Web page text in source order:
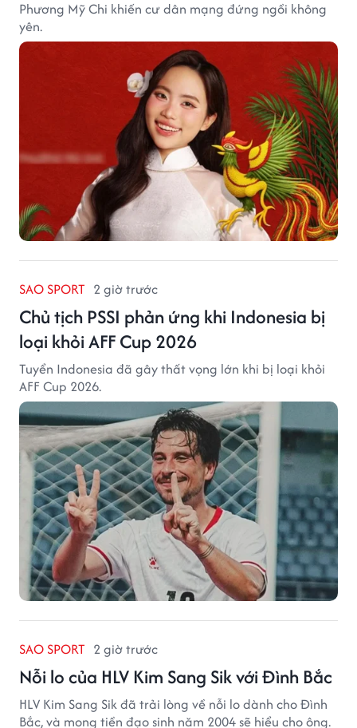
Phương Mỹ Chi khiến cư dân mạng đứng ngồi không
yên.
SAO SPORT 2 giờ trước
Chủ tịch PSSI phản ứng khi Indonesia bị
loại khỏi AFF Cup 2026
Tuyển Indonesia đã gây thất vọng lớn khi bị loại khỏi
AFF Cup 2026.
SAO SPORT 2 giờ trước
Nỗi lo của HLV Kim Sang Sik với Đình Bắc
HLV Kim Sang Sik đã trải lòng về nỗi lo dành cho Đình
Bắc, và mong tiền đạo sinh năm 2004 sẽ hiểu cho ông.